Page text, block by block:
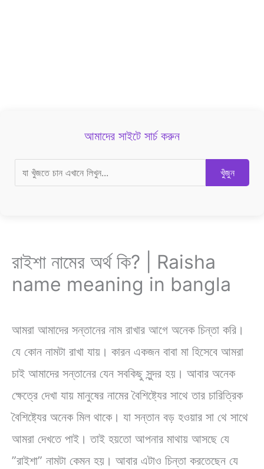
আমাদের সাইটে সার্চ করুন
খুঁজুন
রাইশা নামের অর্থ কি? | Raisha
name meaning in bangla
আমরা আমাদের সন্তানের নাম রাখার আগে অনেক চিন্তা করি।
যে কোন নামটা রাখা যায়। কারন একজন বাবা মা হিসেবে আমরা
চাই আমাদের সন্তানের যেন সবকিছু সুন্দর হয়। আবার অনেক
ক্ষেত্রে দেখা যায় মানুষের নামের বৈশিষ্ট্যের সাথে তার চারিত্রিক
বৈশিষ্ট্যের অনেক মিল থাকে। যা সন্তান বড় হওয়ার সা থে সাথে
আমরা দেখতে পাই। তাই হয়তো আপনার মাথায় আসছে যে
”রাইশা” নামটা কেমন হয়। আবার এটাও চিন্তা করতেছেন যে